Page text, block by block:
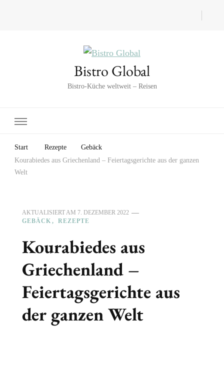
Bistro Global
Bistro-Küche weltweit – Reisen
Start Rezepte
Gebäck
Kourabiedes aus Griechenland – Feiertagsgerichte aus der ganzen
Welt
AKTUALISIERT AM 7. DEZEMBER 2022
GEBÄCK
REZEPTE
Kourabiedes aus
Griechenland –
Feiertagsgerichte aus
der ganzen Welt